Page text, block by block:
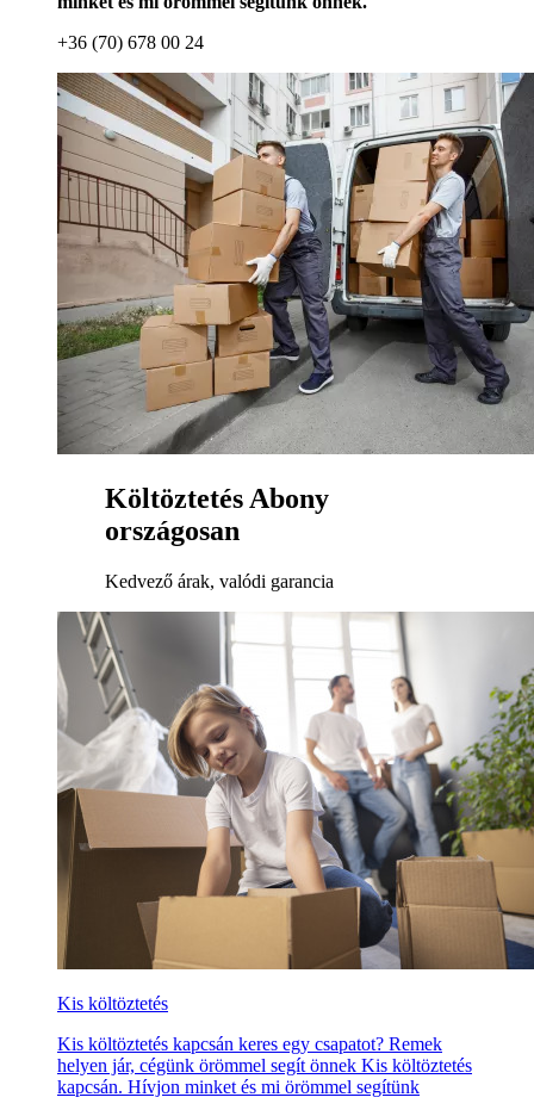
+36 (70) 678 00 24
Költöztetés Abony
országosan
Kedvező árak, valódi garancia
Kis költöztetés
Kis költöztetés kapcsán keres egy csapatot? Remek
helyen jár, cégünk örömmel segít önnek Kis költöztetés
kapcsán. Hívjon minket és mi örömmel segítünk